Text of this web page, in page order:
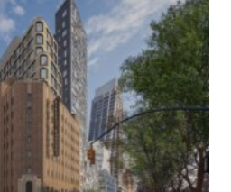
kobiet w nowoczesny